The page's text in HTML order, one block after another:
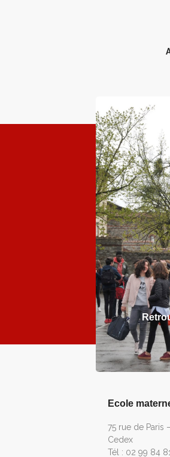
Ecole
75 rue de Paris
Cedex
Tél : 02 99 84